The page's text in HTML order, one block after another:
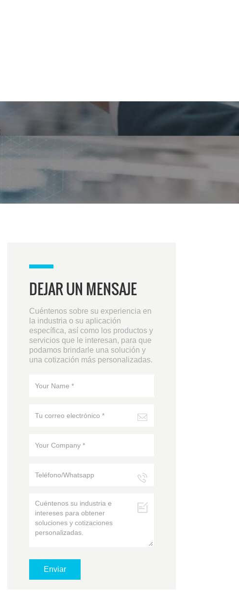
DEJAR UN MENSAJE
Cuéntenos sobre su experiencia en
la industria o su aplicación
específica, así como los productos y
servicios que le interesan, para que
podamos brindarle una solución y
una cotización más personalizadas.